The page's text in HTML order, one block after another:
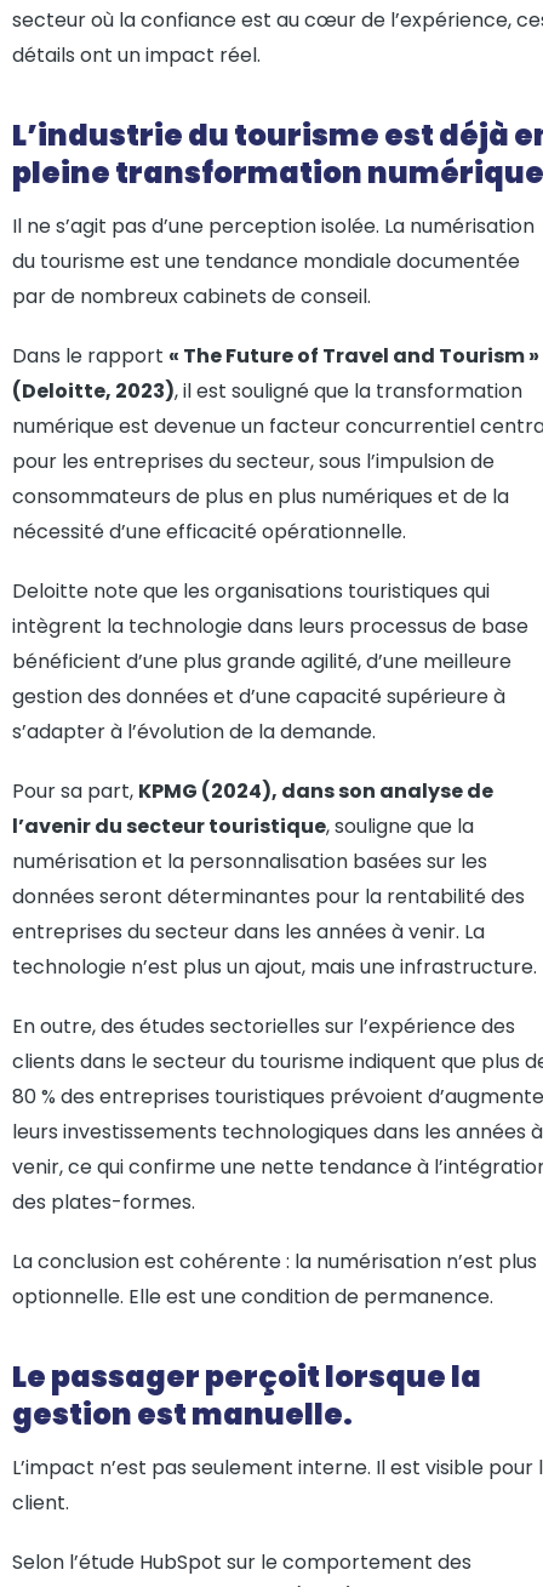
secteur où la confiance est au cœur de l’expérience,
détails ont un impact réel.
L’industrie du tourisme est déjà
pleine transformation numérique
Il ne s’agit pas d’une perception isolée. La numérisation
du tourisme est une tendance mondiale documentée
par de nombreux cabinets de conseil.
Dans le rapport « The Future of Travel and Tourism »
(Deloitte, 2023), il est souligné que la transformation
numérique est devenue un facteur concurrentiel
pour les entreprises du secteur, sous l’impulsion de
consommateurs de plus en plus numériques et de la
nécessité d’une efficacité opérationnelle.
Deloitte note que les organisations touristiques qui
intègrent la technologie dans leurs processus de base
bénéficient d’une plus grande agilité, d’une meilleure
gestion des données et d’une capacité supérieure à
s’adapter à l’évolution de la demande.
Pour sa part, KPMG (2024), dans son analyse de
l’avenir du secteur touristique, souligne que la
numérisation et la personnalisation basées sur les
données seront déterminantes pour la rentabilité des
entreprises du secteur dans les années à venir. La
technologie n’est plus un ajout, mais une infrastructure.
En outre, des études sectorielles sur l’expérience des
clients dans le secteur du tourisme indiquent que plus
80 % des entreprises touristiques prévoient
leurs investissements technologiques dans les années à
venir, ce qui confirme une nette tendance à
des plates-formes.
La conclusion est cohérente : la numérisation n’est plus
optionnelle. Elle est une condition de permanence.
Le passager perçoit lorsque la
gestion est manuelle.
L’impact n’est pas seulement interne. Il est visible pour
client.
Selon l’étude HubSpot sur le comportement des